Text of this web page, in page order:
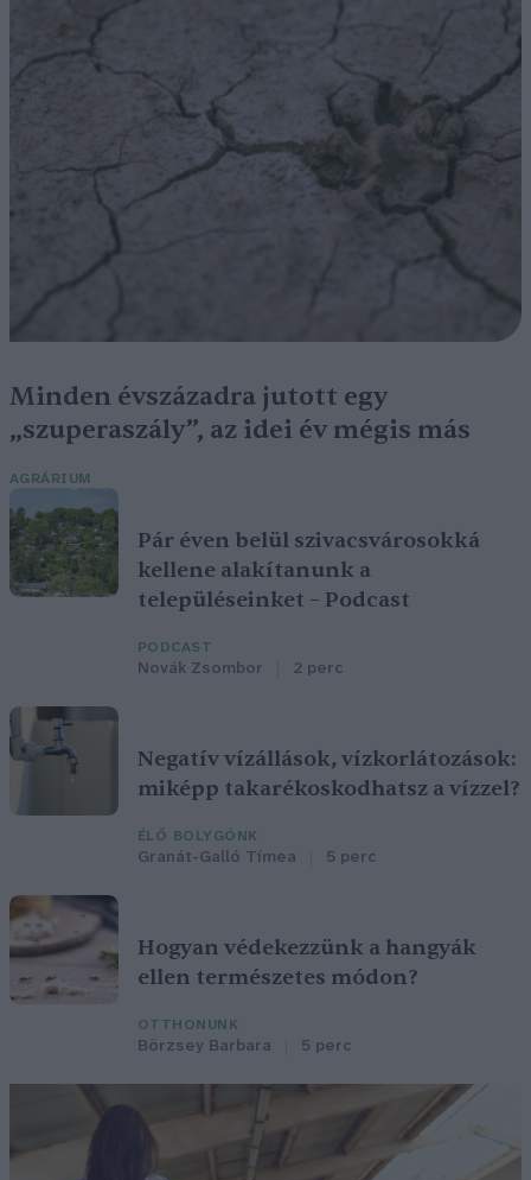
Minden évszázadra jutott egy
„szuperaszály”, az idei év mégis más
AGRÁRIUM
Pár éven belül szivacsvárosokká
kellene alakítanunk a
településeinket – Podcast
PODCAST
Novák Zsombor 2 perc
Negatív vízállások, vízkorlátozások:
miképp takarékoskodhatsz a vízzel?
ÉLŐ BOLYGÓNK
Granát-Galló Tímea 5 perc
Hogyan védekezzünk a hangyák
ellen természetes módon?
OTTHONUNK
Börzsey Barbara 5 perc